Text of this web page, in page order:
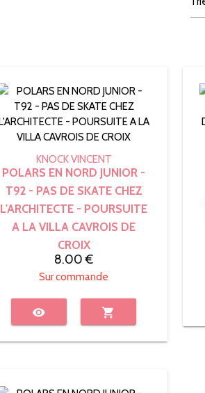
KNOCK VINCENT
POLARS EN NORD JUNIOR -
T92 - PAS DE SKATE CHEZ
L'ARCHITECTE - POURSUITE
A LA VILLA CAVROIS DE
CROIX
8.00 €
Sur commande
visibility shopping_cart